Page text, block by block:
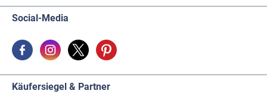
Social-Media
Käufersiegel & Partner